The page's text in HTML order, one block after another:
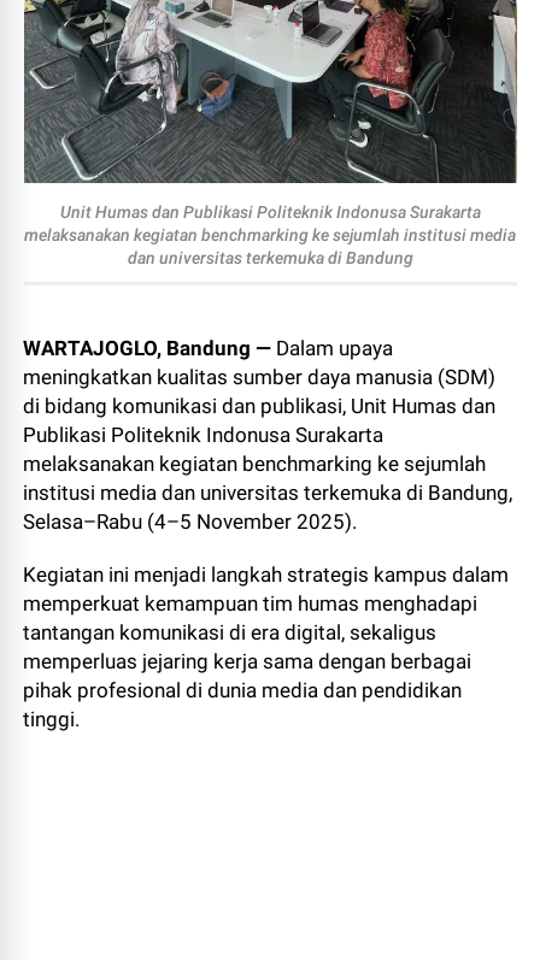
Unit Humas dan Publikasi Politeknik Indonusa Surakarta
melaksanakan kegiatan benchmarking ke sejumlah institusi media
dan universitas terkemuka di Bandung
WARTAJOGLO, Bandung — Dalam upaya
meningkatkan kualitas sumber daya manusia (SDM)
di bidang komunikasi dan publikasi, Unit Humas dan
Publikasi Politeknik Indonusa Surakarta
melaksanakan kegiatan benchmarking ke sejumlah
institusi media dan universitas terkemuka di Bandung,
Selasa–Rabu (4–5 November 2025).
Kegiatan ini menjadi langkah strategis kampus dalam
memperkuat kemampuan tim humas menghadapi
tantangan komunikasi di era digital, sekaligus
memperluas jejaring kerja sama dengan berbagai
pihak profesional di dunia media dan pendidikan
tinggi.